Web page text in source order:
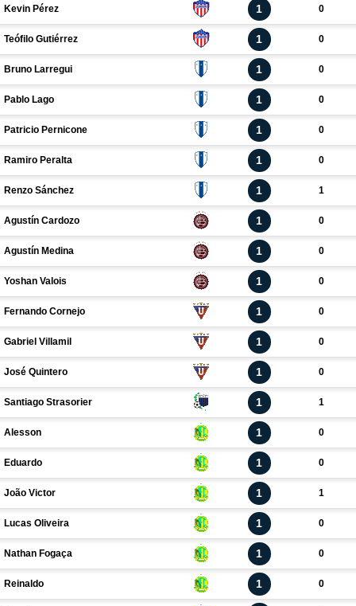
Kevin Pérez 1 0
Teófilo Gutiérrez 1 0
Bruno Larregui 1 0
Pablo Lago 1 0
Patricio Pernicone 1 0
Ramiro Peralta 1 0
Renzo Sánchez 1 1
Agustín Cardozo 1 0
Agustín Medina 1 0
Yoshan Valois 1 0
Fernando Cornejo 1 0
Gabriel Villamil 1 0
José Quintero 1 0
Santiago Strasorier 1 1
Alesson 1 0
Eduardo 1 0
João Victor 1 1
Lucas Oliveira 1 0
Nathan Fogaça 1 0
Reinaldo 1 0